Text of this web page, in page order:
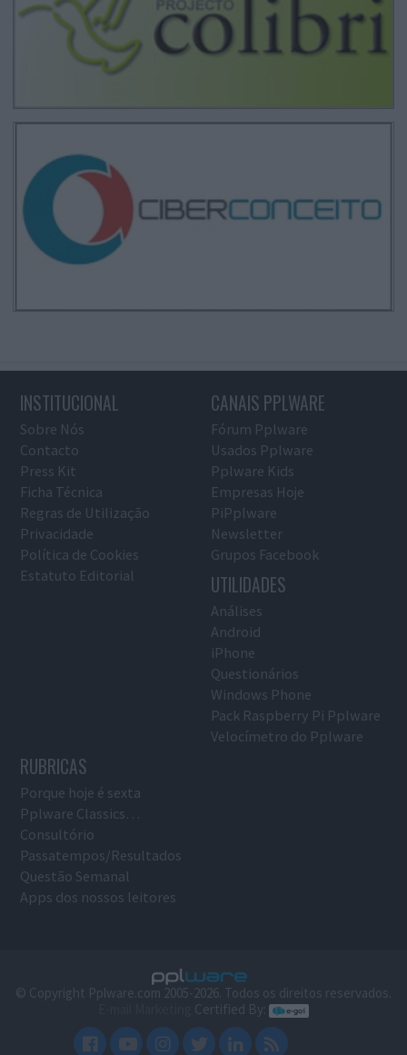
INSTITUCIONAL
Sobre Nós
Contacto
Press Kit
Ficha Técnica
Regras de Utilização
Privacidade
Política de Cookies
Estatuto Editorial
CANAIS PPLWARE
Fórum Pplware
Usados Pplware
Pplware Kids
Empresas Hoje
PiPplware
Newsletter
Grupos Facebook
UTILIDADES
Análises
Android
iPhone
Questionários
Windows Phone
Pack Raspberry Pi Pplware
Velocímetro do Pplware
RUBRICAS
Porque hoje é sexta
Pplware Classics…
Consultório
Passatempos/Resultados
Questão Semanal
Apps dos nossos leitores
© Copyright Pplware.com 2005-2026. Todos os direitos reservados.
Certified By: